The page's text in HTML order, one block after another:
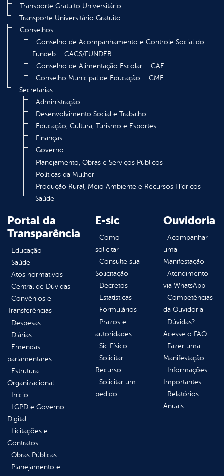
Transporte Gratuito Universitário
Transporte Universitário Gratuito
Conselhos
Conselho de Acompanhamento e Controle Social do
Fundeb – CACS/FUNDEB
Conselho de Alimentação Escolar – CAE
Conselho Municipal de Educação – CME
Secretarias
Administração
Desenvolvimento Social e Trabalho
Educação, Cultura, Turismo e Esportes
Finanças
Governo
Planejamento, Obras e Serviços Públicos
Políticas da Mulher
Produção Rural, Meio Ambiente e Recursos Hídricos
Saúde
Portal da
Transparência
Educação
Saúde
Atos normativos
Central de Dúvidas
Convênios e
Transferências
Despesas
Diárias
Emendas
parlamentares
Estrutura
Organizacional
Inicio
LGPD e Governo
Digital
Licitações e
Contratos
Obras Públicas
Planejamento e
E-sic
Como
solicitar
Consulte sua
Solicitação
Decretos
Estatísticas
Formulários
Prazos e
autoridades
Sic Físico
Solicitar
Recurso
Solicitar um
pedido
Ouvidoria
Acompanhar
uma
Manifestação
Atendimento
via WhatsApp
Competências
da Ouvidoria
Dúvidas?
Acesse o FAQ
Fazer uma
Manifestação
Informações
Importantes
Relatórios
Anuais